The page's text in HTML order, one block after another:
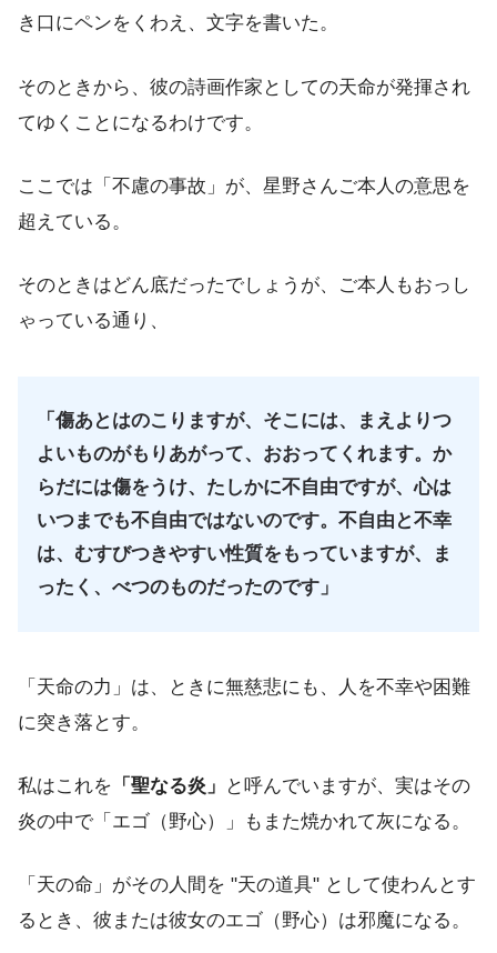
き口にペンをくわえ、文字を書いた。
そのときから、彼の詩画作家としての天命が発揮され
てゆくことになるわけです。
ここでは「不慮の事故」が、星野さんご本人の意思を
超えている。
そのときはどん底だったでしょうが、ご本人もおっし
ゃっている通り、
「傷あとはのこりますが、そこには、まえよりつ
よいものがもりあがって、おおってくれます。か
らだには傷をうけ、たしかに不自由ですが、心は
いつまでも不自由ではないのです。不自由と不幸
は、むすびつきやすい性質をもっていますが、ま
ったく、べつのものだったのです」
「天命の力」は、ときに無慈悲にも、人を不幸や困難
に突き落とす。
私はこれを 「聖なる炎」
と呼んでいますが、実はその
炎の中で「エゴ（野心）」もまた焼かれて灰になる。
「天の命」がその人間を "天の道具" として使わんとす
るとき、彼または彼女のエゴ（野心）は邪魔になる。